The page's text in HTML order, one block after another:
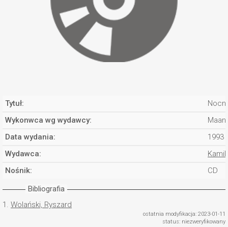
Tytuł:
Wykonwca wg wydawcy:
Data wydania:
1993
Wydawca:
Nośnik:
CD
Bibliografia
1. Wolański, Ryszard
ostatnia modyfikacja: 2023-01-11
status: niezweryfikowany